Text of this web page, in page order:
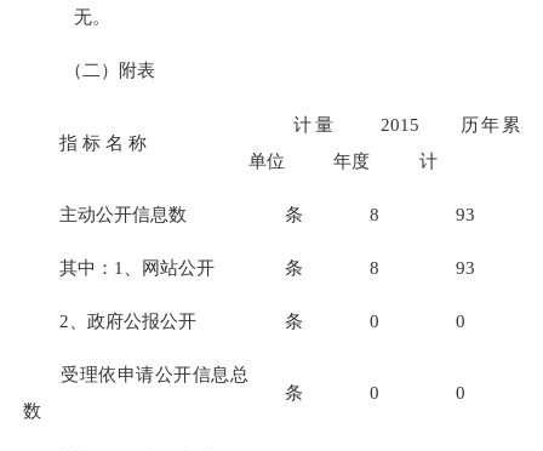
无。
（二）附表
指 标 名 称
计量
单位
2015
年度
历年 累
计
主动公开信息数 条 8 93
其中： 1 、网站公开 条 8 93
2 、政府公报公开 条 0 0
受理依申请公开信息总
数
条 0 0